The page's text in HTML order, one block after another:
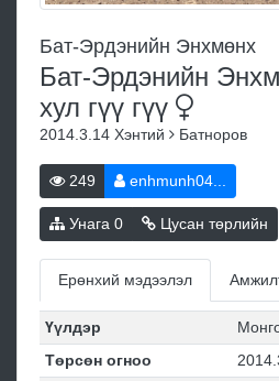
Бат-Эрдэнийн Энхмөнх
Бат-Эрдэнийн
хул гүү гүү
2014.3.14 Хэнтий Батноров
249 enhmunh04...
Унага 0 Цусан төрлийн
Ерөнхий мэдээлэл
Үүлдэр
Төрсөн огноо